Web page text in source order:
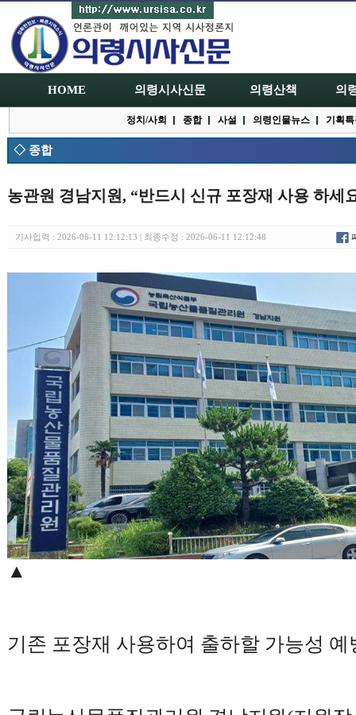
HOME 의령시사신문
정치/사회 종합 사설 의령인물뉴스 기획
의령산책 의
◇ 종합
농관원 경남지원, “반드시 신규 포장재 사용 하세
기사입력 : 2026-06-11 12:12:13 | 최종수정 : 2026-06-11 12:12:48
▲
기존 포장재 사용하여 출하할 가능성 예